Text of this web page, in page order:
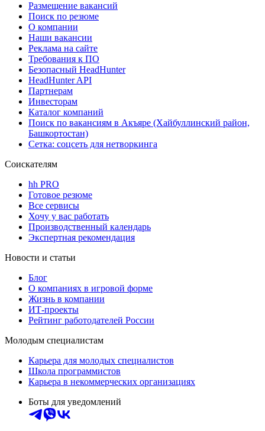
Размещение вакансий
Поиск по резюме
О компании
Наши вакансии
Реклама на сайте
Требования к ПО
Безопасный HeadHunter
HeadHunter API
Партнерам
Инвесторам
Каталог компаний
Поиск по вакансиям в Акъяре (Хайбуллинский район,
Башкортостан)
Сетка: соцсеть для нетворкинга
Соискателям
hh PRO
Готовое резюме
Все сервисы
Хочу у вас работать
Производственный календарь
Экспертная рекомендация
Новости и статьи
Блог
О компаниях в игровой форме
Жизнь в компании
ИТ-проекты
Рейтинг работодателей России
Молодым специалистам
Карьера для молодых специалистов
Школа программистов
Карьера в некоммерческих организациях
Боты для уведомлений